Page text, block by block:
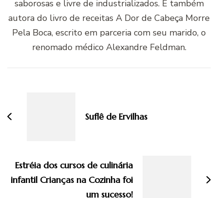
saborosas e livre de industrializados. É também
autora do livro de receitas A Dor de Cabeça Morre
Pela Boca, escrito em parceria com seu marido, o
renomado médico Alexandre Feldman.
Suflê de Ervilhas
Estréia dos cursos de culinária
infantil Crianças na Cozinha foi
um sucesso!